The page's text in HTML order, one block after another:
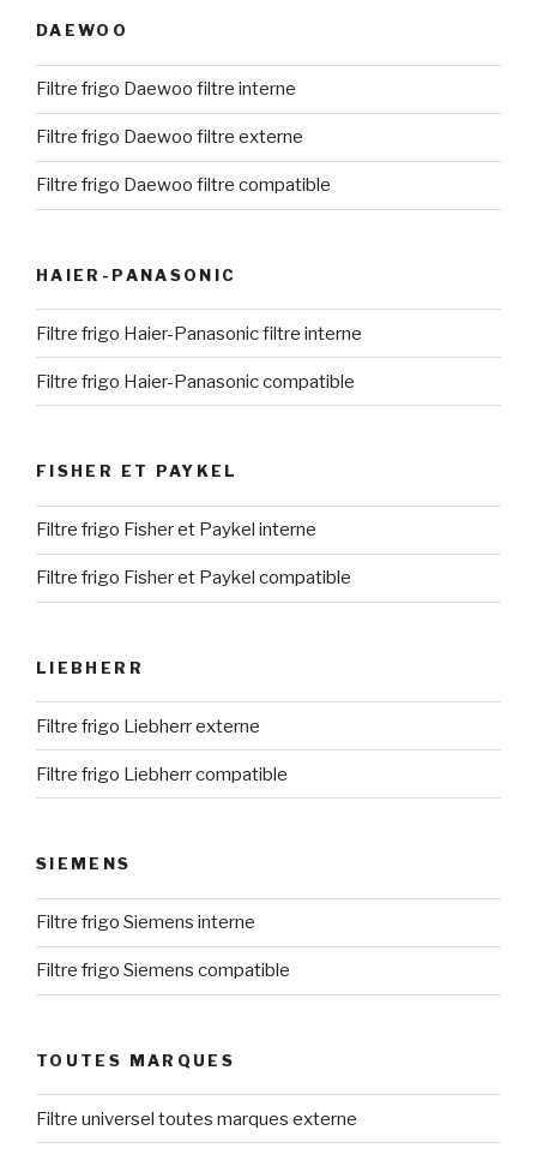
DAEWOO
Filtre frigo Daewoo filtre interne
Filtre frigo Daewoo filtre externe
Filtre frigo Daewoo filtre compatible
HAIER-PANASONIC
Filtre frigo Haier-Panasonic filtre interne
Filtre frigo Haier-Panasonic compatible
FISHER ET PAYKEL
Filtre frigo Fisher et Paykel interne
Filtre frigo Fisher et Paykel compatible
LIEBHERR
Filtre frigo Liebherr externe
Filtre frigo Liebherr compatible
SIEMENS
Filtre frigo Siemens interne
Filtre frigo Siemens compatible
TOUTES MARQUES
Filtre universel toutes marques externe